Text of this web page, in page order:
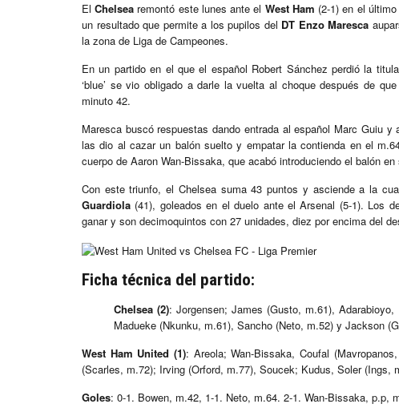
ElChelsea remontó este lunes ante el West Ham (2-1) en el
un resultado que permite a los pupilos del DT Enzo Maresca
la zona de Liga de Campeones.
En un partido en el que el español Robert Sánchez perdió la
‘blue’ se vio obligado a darle la vuelta al choque después de
minuto 42.
Maresca buscó respuestas dando entrada al español Marc Guiu y
las dio al cazar un balón suelto y empatar la contienda en el
cuerpo de Aaron Wan-Bissaka, que acabó introduciendo el balón
Con este triunfo, el Chelsea suma 43 puntos y asciende a la
Guardiola (41), goleados en el duelo ante el Arsenal (5-1). Los
ganar y son decimoquintos con 27 unidades, diez por encima del
Ficha técnica del partido:
Chelsea (2): Jorgensen; James (Gusto, m.61),
Madueke (Nkunku, m.61), Sancho (Neto, m.52) y Jackson
West Ham United (1): Areola; Wan-Bissaka, Coufal
(Scarles, m.72); Irving (Orford, m.77), Soucek; Kudus, Soler (Ings,
Goles: 0-1. Bowen, m.42, 1-1. Neto, m.64. 2-1. Wan-Bissaka, p.p,